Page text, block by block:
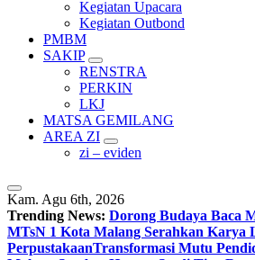
Kegiatan Upacara
Kegiatan Outbond
PMBM
SAKIP
RENSTRA
PERKIN
LKJ
MATSA GEMILANG
AREA ZI
zi – eviden
Kam. Agu 6th, 2026
Trending News: Dorong Budaya Baca
MTsN 1 Kota Malang Serahkan Karya
PerpustakaanTransformasi Mutu